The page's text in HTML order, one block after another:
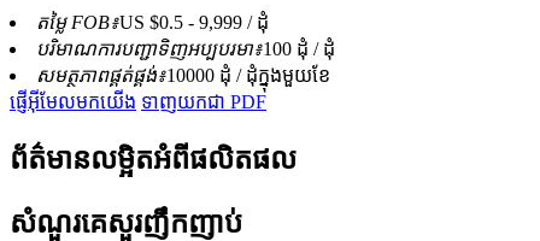
តម្លៃ FOB៖US $0.5 - 9,999 / ដុំ
បរិមាណការបញ្ជាទិញអប្បបរមា៖100 ដុំ / ដុំ
សមត្ថភាពផ្គត់ផ្គង់៖10000 ដុំ / ដុំក្នុងមួយខែ
ផ្ញើអ៊ីមែលមកយើង ទាញយកជា PDF
ព័ត៌មានលម្អិតអំពីផលិតផល
សំណួរគេសួរញឹកញាប់